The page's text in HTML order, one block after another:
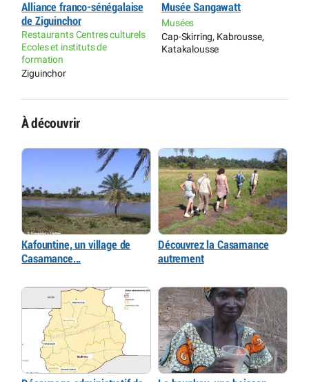
Alliance franco-sénégalaise
de Ziguinchor
Restaurants Centres culturels
Ecoles et instituts de
formation
Ziguinchor
Musée Sangawatt
Musées
Cap-Skirring, Kabrousse,
Katakalousse
À découvrir
Kafountine, un village de
Casamance...
Découvrez la Casamance
autrement